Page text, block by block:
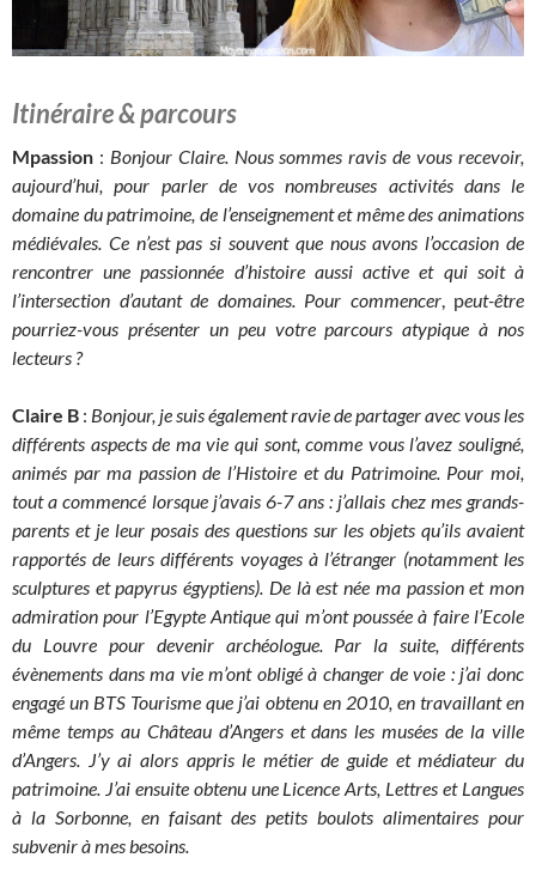
Itinéraire & parcours
Mpassion : Bonjour Claire. Nous sommes ravis de vous recevoir,
aujourd’hui, pour parler de vos nombreuses activités dans le
domaine du patrimoine, de l’enseignement et même des animations
médiévales. Ce n’est pas si souvent que nous avons l’occasion de
rencontrer une passionnée d’histoire aussi active et qui soit à
l’intersection d’autant de domaines. Pour commencer, peut-être
pourriez-vous présenter un peu votre parcours atypique à nos
lecteurs ?
Claire B : Bonjour, je suis également ravie de partager avec vous les
différents aspects de ma vie qui sont, comme vous l’avez souligné,
animés par ma passion de l’Histoire et du Patrimoine. Pour moi,
tout a commencé lorsque j’avais 6-7 ans : j’allais chez mes grands-
parents et je leur posais des questions sur les objets qu’ils avaient
rapportés de leurs différents voyages à l’étranger (notamment les
sculptures et papyrus égyptiens). De là est née ma passion et mon
admiration pour l’Egypte Antique qui m’ont poussée à faire l’Ecole
du Louvre pour devenir archéologue. Par la suite, différents
évènements dans ma vie m’ont obligé à changer de voie : j’ai donc
engagé un BTS Tourisme que j’ai obtenu en 2010, en travaillant en
même temps au Château d’Angers et dans les musées de la ville
d’Angers. J’y ai alors appris le métier de guide et médiateur du
patrimoine. J’ai ensuite obtenu une Licence Arts, Lettres et Langues
à la Sorbonne, en faisant des petits boulots alimentaires pour
subvenir à mes besoins.